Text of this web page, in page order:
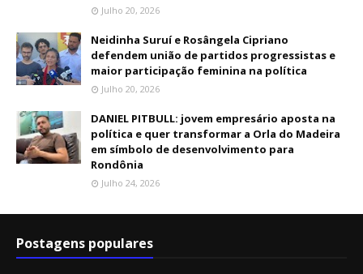
Julho 20, 2026
Neidinha Suruí e Rosângela Cipriano
defendem união de partidos progressistas e
maior participação feminina na política
Julho 20, 2026
DANIEL PITBULL: jovem empresário aposta na
política e quer transformar a Orla do Madeira
em símbolo de desenvolvimento para
Rondônia
Julho 24, 2026
Postagens populares